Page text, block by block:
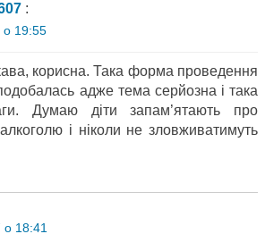
:
о 19:55
корисна. Така форма проведення
адже тема серйозна і така
Думаю діти запам’ятають про
і ніколи не зловживатимуть
о 18:41